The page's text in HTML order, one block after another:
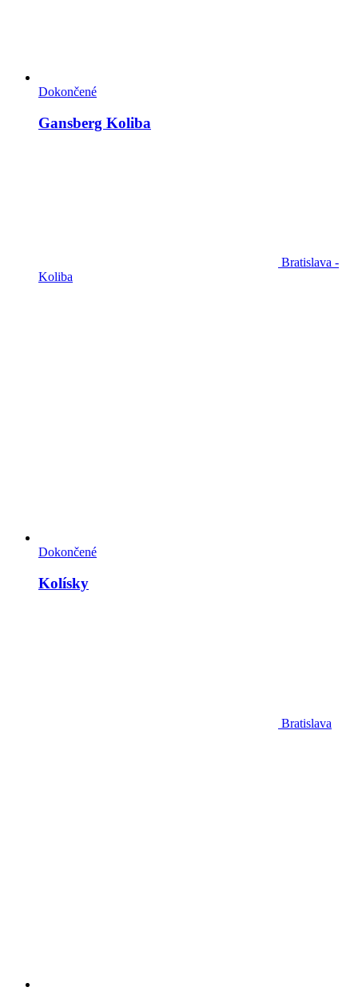
Dokončené
Gansberg Koliba
Bratislava -
Koliba
Dokončené
Kolísky
Bratislava